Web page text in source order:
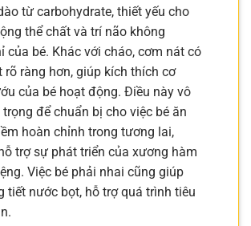
từ carbohydrate, thiết yếu cho
thể chất và trí não không
của bé. Khác với cháo, cơm nát có
rõ ràng hơn, giúp kích thích cơ
của bé hoạt động. Điều này vô
để chuẩn bị cho việc bé ăn
hoàn chỉnh trong tương lai,
trợ sự phát triển của xương hàm
Việc bé phải nhai cũng giúp
tiết nước bọt, hỗ trợ quá trình tiêu